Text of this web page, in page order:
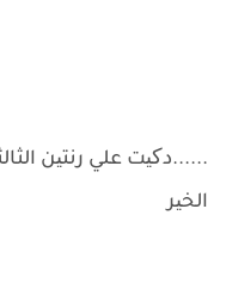
......دکیت علي رنتین
الخیر